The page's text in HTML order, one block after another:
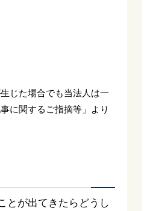
じた場合でも当法人は一
に関するご指摘等」より
とが出てきたらどうし